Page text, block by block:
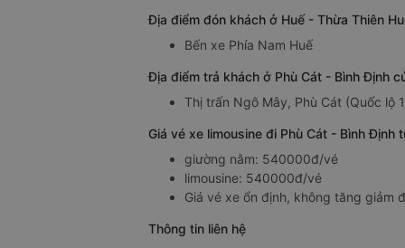
Địa điểm đón khách ở Huế - Thừa Thiên
Bến xe Phía Nam Huế
Địa điểm trả khách ở Phù Cát - Bình Định
Thị trấn Ngô Mây, Phù Cát (Quốc lộ
Giá vé xe limousine đi Phù Cát - Bình Định
giường nằm: 540000đ/vé
limousine: 540000đ/vé
Giá vé xe ổn định, không tăng giảm
Thông tin liên hệ